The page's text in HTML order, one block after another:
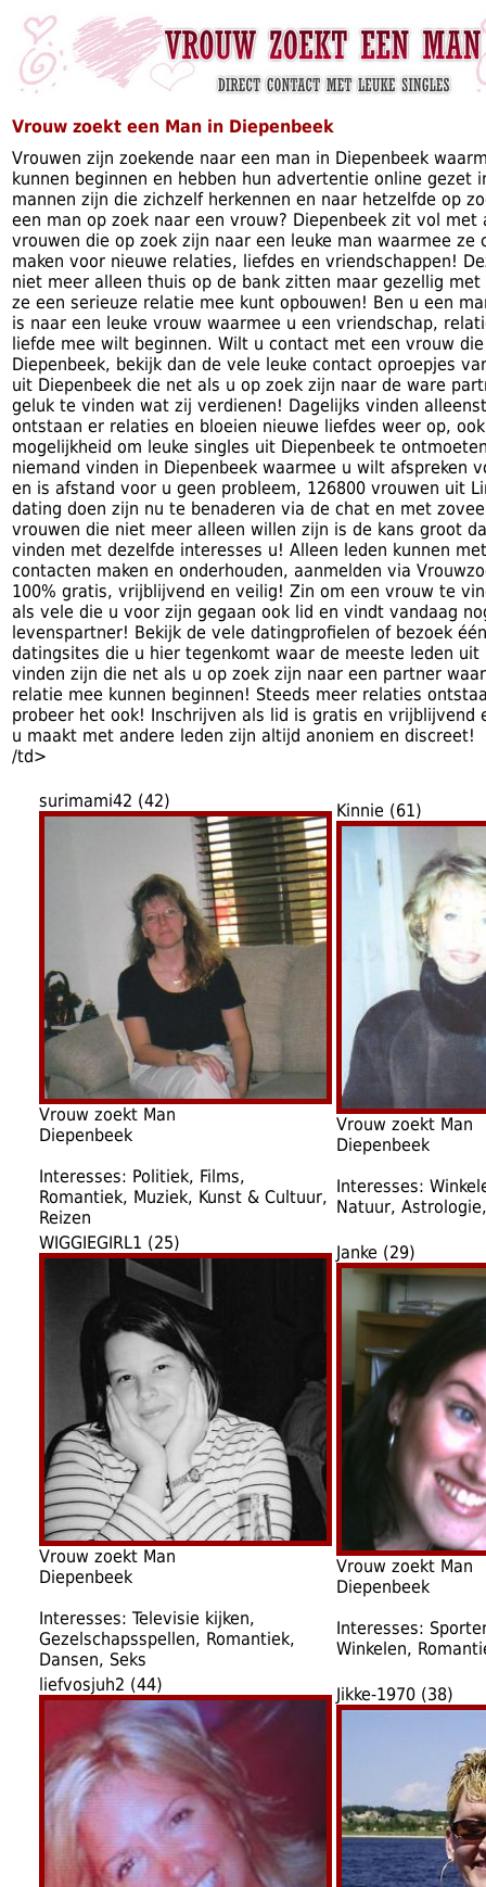
Vrouw zoekt een Man in Diepenbeek
Vrouwen zijn zoekende naar een man in Diepenbeek
kunnen beginnen en hebben hun advertentie online gezet
mannen zijn die zichzelf herkennen en naar hetzelfde op
een man op zoek naar een vrouw? Diepenbeek zit vol met
vrouwen die op zoek zijn naar een leuke man waarmee ze
maken voor nieuwe relaties, liefdes en vriendschappen!
niet meer alleen thuis op de bank zitten maar gezellig met
ze een serieuze relatie mee kunt opbouwen! Ben u een
is naar een leuke vrouw waarmee u een vriendschap,
liefde mee wilt beginnen. Wilt u contact met een vrouw
Diepenbeek, bekijk dan de vele leuke contact oproepjes
uit Diepenbeek die net als u op zoek zijn naar de ware
geluk te vinden wat zij verdienen! Dagelijks vinden
ontstaan er relaties en bloeien nieuwe liefdes weer op,
mogelijkheid om leuke singles uit Diepenbeek te
niemand vinden in Diepenbeek waarmee u wilt afspreken
en is afstand voor u geen probleem, 126800 vrouwen uit
dating doen zijn nu te benaderen via de chat en met
vrouwen die niet meer alleen willen zijn is de kans groot
vinden met dezelfde interesses u! Alleen leden kunnen
contacten maken en onderhouden, aanmelden via
100% gratis, vrijblijvend en veilig! Zin om een vrouw te
als vele die u voor zijn gegaan ook lid en vindt vandaag
levenspartner! Bekijk de vele datingprofielen of bezoek
datingsites die u hier tegenkomt waar de meeste leden uit
vinden zijn die net als u op zoek zijn naar een partner
relatie mee kunnen beginnen! Steeds meer relaties
probeer het ook! Inschrijven als lid is gratis en vrijblijvend
u maakt met andere leden zijn altijd anoniem en discreet!
/td>
surimami42 (42)
Vrouw zoekt Man
Diepenbeek
Interesses: Politiek, Films,
Romantiek, Muziek, Kunst & Cultuur,
Reizen
Kinnie (61)
Vrouw zoekt Man
Diepenbeek
Interesses:
Natuur,
WIGGIEGIRL1 (25)
Vrouw zoekt Man
Diepenbeek
Interesses: Televisie kijken,
Gezelschapsspellen, Romantiek,
Dansen, Seks
Janke (29)
Vrouw zoekt Man
Diepenbeek
Interesses:
Winkelen,
liefvosjuh2 (44)
Jikke-1970 (38)